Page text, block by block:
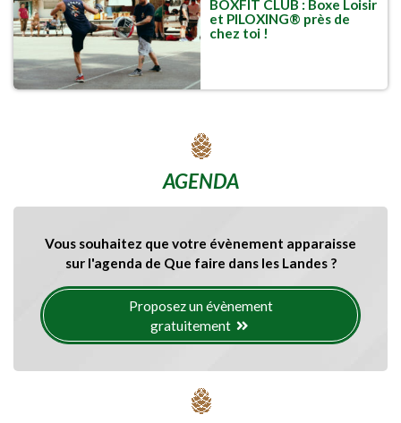
BOXFIT CLUB : Boxe Loisir
et PILOXING® près de
chez toi !
AGENDA
Vous souhaitez que votre évènement apparaisse
sur l'agenda de Que faire dans les Landes ?
Proposez un évènement
gratuitement